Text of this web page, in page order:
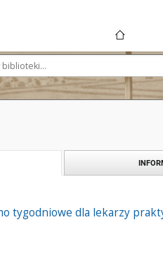
tygodniowe dla lekarzy